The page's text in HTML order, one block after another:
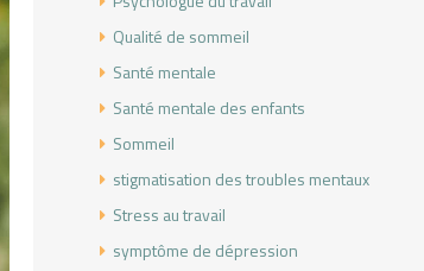
Qualité de sommeil
Santé mentale
Santé mentale des enfants
Sommeil
stigmatisation des troubles mentaux
Stress au travail
symptôme de dépression